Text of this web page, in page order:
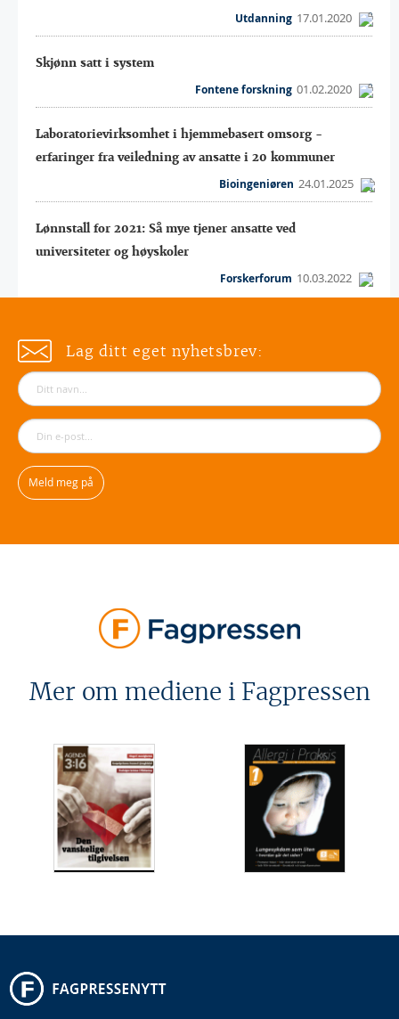
Utdanning 17.01.2020
Skjønn satt i system
Fontene forskning 01.02.2020
Laboratorievirksomhet i hjemmebasert omsorg -
erfaringer fra veiledning av ansatte i 20 kommuner
Bioingeniøren 24.01.2025
Lønnstall for 2021: Så mye tjener ansatte ved
universiteter og høyskoler
Forskerforum 10.03.2022
Lag ditt eget nyhetsbrev:
Mer om mediene i Fagpressen